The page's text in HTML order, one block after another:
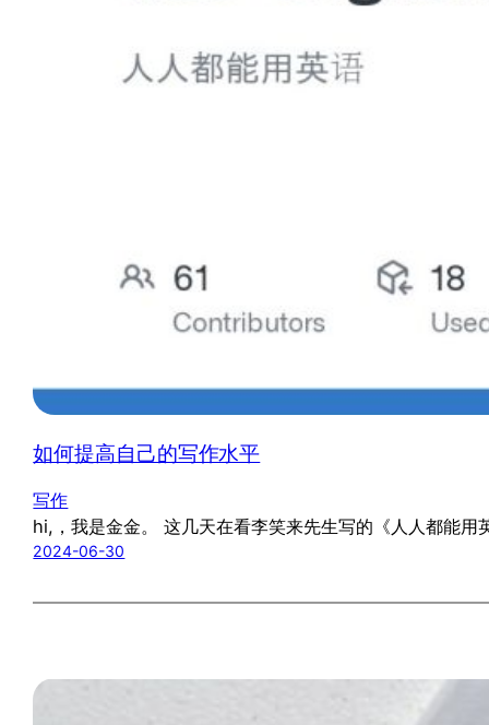
如何提高自己的写作水平
写作
hi,，我是金金。 这几天在看李笑来先生写的《人人都能
2024-06-30